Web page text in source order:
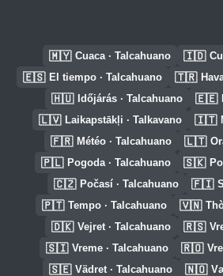
🇲🇾 Cuaca · Talcahuano 🇮🇩
🇪🇸 El tiempo · Talcahuano 🇹🇷
🇭🇺 Időjárás · Talcahuano 🇪🇪
🇱🇻 Laikapstākļi · Talkavano 🇮🇹
🇫🇷 Météo · Talcahuano 🇱🇹
🇵🇱 Pogoda · Talcahuano 🇸🇰
🇨🇿 Počasí · Talcahuano 🇫🇮
🇵🇹 Tempo · Talcahuano 🇻🇳
🇩🇰 Vejret · Talcahuano 🇷🇸
🇸🇮 Vreme · Talcahuano 🇷🇴
🇸🇪 Vädret · Talcahuano 🇳🇴